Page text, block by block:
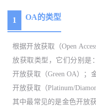
1 OA的类型
根据开放获取（Open
放获取类型，它们分别是
开放获取（Green OA）；
开放获取（Platinum/
其中最常见的是金色开放